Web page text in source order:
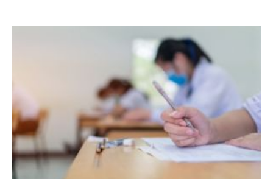
la
le
juge
des
référés
ne